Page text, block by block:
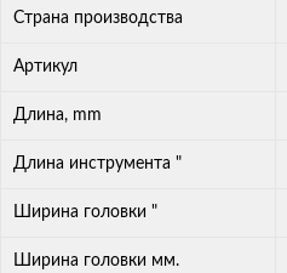
Страна производства
Артикул
Длина, mm
Длина инструмента "
Ширина головки "
Ширина головки мм.